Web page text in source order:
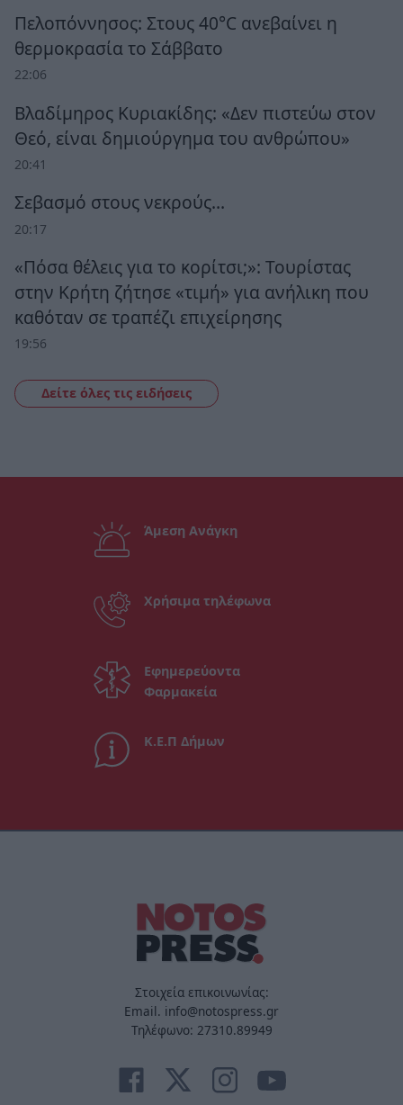
Πελοπόννησος: Στους 40°C ανεβαίνει η
θερμοκρασία το Σάββατο
22:06
Βλαδίμηρος Κυριακίδης: «Δεν πιστεύω στον
Θεό, είναι δημιούργημα του ανθρώπου»
20:41
Σεβασμό στους νεκρούς…
20:17
«Πόσα θέλεις για το κορίτσι;»: Τουρίστας
στην Κρήτη ζήτησε «τιμή» για ανήλικη που
καθόταν σε τραπέζι επιχείρησης
19:56
Δείτε όλες τις ειδήσεις
Άμεση Ανάγκη
Χρήσιμα τηλέφωνα
Εφημερεύοντα
Φαρμακεία
Κ.Ε.Π Δήμων
Στοιχεία επικοινωνίας:
Email. info@notospress.gr
Τηλέφωνο: 27310.89949